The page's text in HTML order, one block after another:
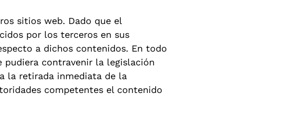
sitios web. Dado que el
por los terceros en sus
a dichos contenidos. En todo
pudiera contravenir la legislación
la retirada inmediata de la
competentes el contenido